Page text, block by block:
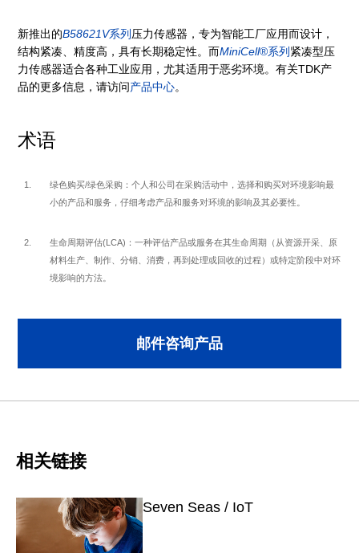
新推出的B58621V系列 压力传感器，专为智能工厂应用而设计，
结构紧凑、精度高，具有长期稳定性。而MiniCell®系列 紧凑型压
力传感器适合各种工业应用，尤其适用于恶劣环境。有关TDK产
品的更多信息，请访问产品中心。
术语
绿色购买/绿色采购：个人和公司在采购活动中，选择和购买对环境影响最
小的产品和服务，仔细考虑产品和服务对环境的影响及其必要性。
生命周期评估(LCA)：一种评估产品或服务在其生命周期（从资源开采、原
材料生产、制作、分销、消费，再到处理或回收的过程）或特定阶段中对环
境影响的方法。
邮件咨询产品
相关链接
Seven Seas / IoT